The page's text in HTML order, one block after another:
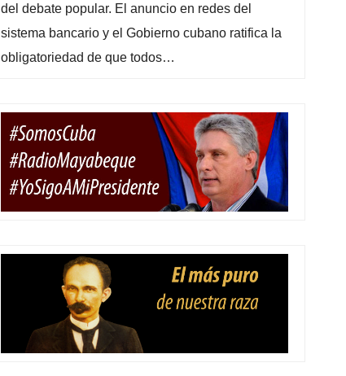
del debate popular. El anuncio en redes del
sistema bancario y el Gobierno cubano ratifica la
obligatoriedad de que todos…